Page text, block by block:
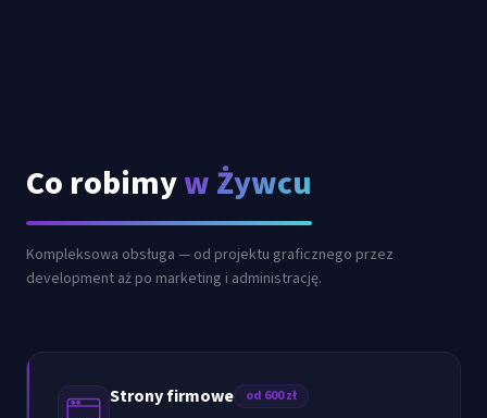
Co robimyw Żywcu
Kompleksowa obsługa — od projektu graficznego przez
development aż po marketing i administrację.
Strony firmowe od 600 zł